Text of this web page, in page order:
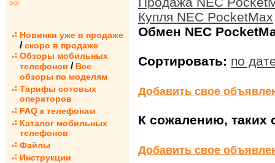
>>
Новинки уже в продаже
/ скоро в продаже
Обзоры мобильных
телефонов / Все
обзоры по моделям
Тарифы сотовых
операторов
FAQ к телефонам
Каталог мобильных
телефонов
Файлы
Инструкции
Купля NEC PocketMax
Обмен NEC
Сортировать: по
Добавить свое
К сожалению, таких
Добавить свое